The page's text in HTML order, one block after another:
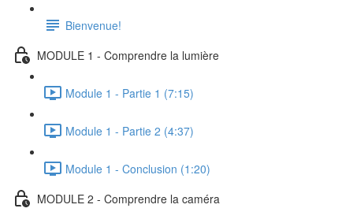
Bienvenue!
MODULE 1 - Comprendre la lumière
Module 1 - Partie 1 (7:15)
Module 1 - Partie 2 (4:37)
Module 1 - Conclusion (1:20)
MODULE 2 - Comprendre la caméra